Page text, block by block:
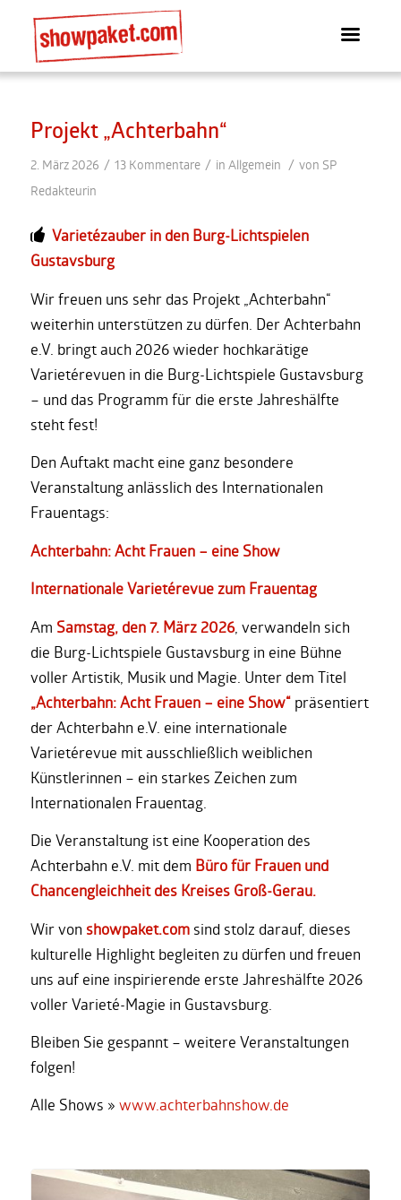
Projekt „Achterbahn“
2. März 2026 / 13 Kommentare / in Allgemein / von SP
Redakteurin
Varietézauber in den Burg-Lichtspielen
Gustavsburg
Wir freuen uns sehr das Projekt „Achterbahn“
weiterhin unterstützen zu dürfen. Der Achterbahn
e.V. bringt auch 2026 wieder hochkarätige
Varietérevuen in die Burg-Lichtspiele Gustavsburg
– und das Programm für die erste Jahreshälfte
steht fest!
Den Auftakt macht eine ganz besondere
Veranstaltung anlässlich des Internationalen
Frauentags:
Achterbahn: Acht Frauen – eine Show
Internationale Varietérevue zum Frauentag
Am Samstag, den 7. März 2026, verwandeln sich
die Burg-Lichtspiele Gustavsburg in eine Bühne
voller Artistik, Musik und Magie. Unter dem Titel
„Achterbahn: Acht Frauen – eine Show“präsentiert
der Achterbahn e.V. eine internationale
Varietérevue mit ausschließlich weiblichen
Künstlerinnen – ein starkes Zeichen zum
Internationalen Frauentag.
Die Veranstaltung ist eine Kooperation des
Achterbahn e.V. mit dem Büro für Frauen und
Chancengleichheit des Kreises Groß-Gerau.
Wir von showpaket.comsind stolz darauf, dieses
kulturelle Highlight begleiten zu dürfen und freuen
uns auf eine inspirierende erste Jahreshälfte 2026
voller Varieté-Magie in Gustavsburg.
Bleiben Sie gespannt – weitere Veranstaltungen
folgen!
Alle Shows » www.achterbahnshow.de